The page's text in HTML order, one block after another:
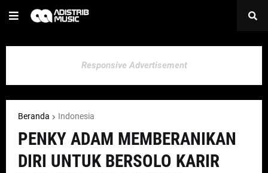
Responsive Advertisement
Beranda Indonesia
PENKY ADAM MEMBERANIKAN
DIRI UNTUK BERSOLO KARIR